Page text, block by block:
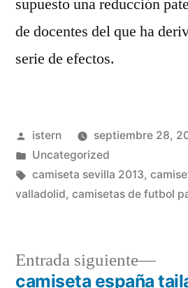
supuesto una reducción
de docentes del que ha
serie de efectos.
Publicado
por
istern
septiembre 28,
Publicado
en
Uncategorized
Etiquetas:
camiseta sevilla 2013,
valladolid, camisetas de futbol
Entrada siguiente
camiseta españa